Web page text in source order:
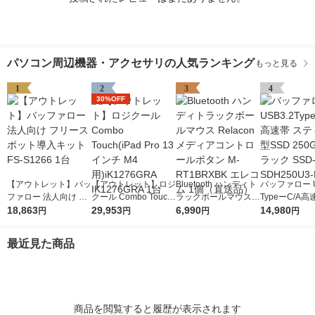
パソコン周辺機器・アクセサリの人気ランキング もっと見る
1
【アウトレット】バッ
ファロー 法人向け フ
リースポット導入キッ
18,863円
2
30%OFF
【アウトレット】ロジ
クール Combo Touch
(iPad Pro 13インチ M
29,953円
3
Bluetooth ハンディト
ラックボールマウス R
elacon メディアコン
6,990円
4
バッファロー
TypeーC/A高
ティック型
14,980円
最近見た商品
商品を閲覧すると履歴が表示されます